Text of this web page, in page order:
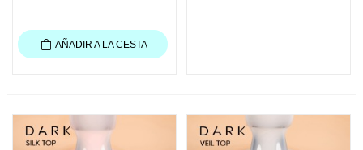
AÑADIR A LA CESTA